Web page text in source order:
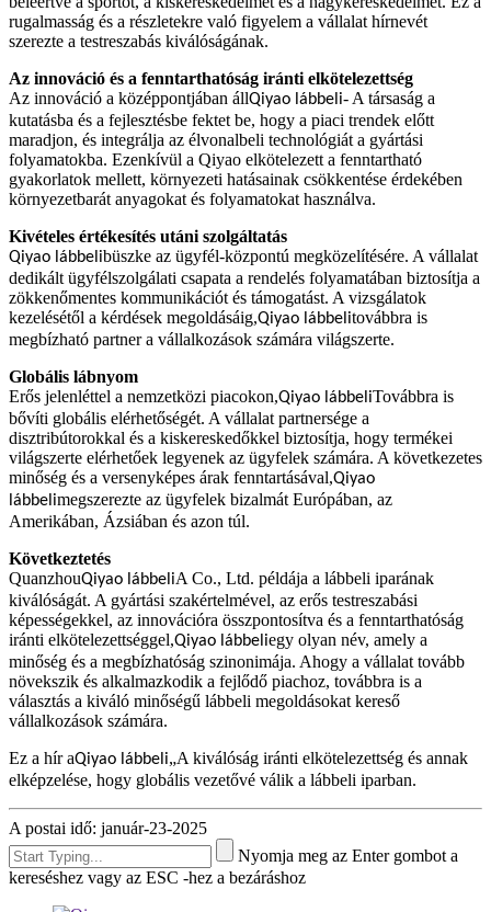
rugalmasság és a részletekre való figyelem a vállalat hírnevét
szerezte a testreszabás kiválóságának.
Az innováció és a fenntarthatóság iránti elkötelezettség
Az innováció a középpontjában állQiyao lábbeli- A társaság a
kutatásba és a fejlesztésbe fektet be, hogy a piaci trendek előtt
maradjon, és integrálja az élvonalbeli technológiát a gyártási
folyamatokba. Ezenkívül a Qiyao elkötelezett a fenntartható
gyakorlatok mellett, környezeti hatásainak csökkentése érdekében
környezetbarát anyagokat és folyamatokat használva.
Kivételes értékesítés utáni szolgáltatás
Qiyao lábbelibüszke az ügyfél-központú megközelítésére. A vállalat
dedikált ügyfélszolgálati csapata a rendelés folyamatában biztosítja a
zökkenőmentes kommunikációt és támogatást. A vizsgálatok
kezelésétől a kérdések megoldásáig,Qiyao lábbelitovábbra is
megbízható partner a vállalkozások számára világszerte.
Globális lábnyom
Erős jelenléttel a nemzetközi piacokon,Qiyao lábbeliTovábbra is
bővíti globális elérhetőségét. A vállalat partnersége a
disztribútorokkal és a kiskereskedőkkel biztosítja, hogy termékei
világszerte elérhetőek legyenek az ügyfelek számára. A következetes
minőség és a versenyképes árak fenntartásával,Qiyao
lábbelimegszerezte az ügyfelek bizalmát Európában, az
Amerikában, Ázsiában és azon túl.
Következtetés
QuanzhouQiyao lábbeliA Co., Ltd. példája a lábbeli iparának
kiválóságát. A gyártási szakértelmével, az erős testreszabási
képességekkel, az innovációra összpontosítva és a fenntarthatóság
iránti elkötelezettséggel,Qiyao lábbeliegy olyan név, amely a
minőség és a megbízhatóság szinonimája. Ahogy a vállalat tovább
növekszik és alkalmazkodik a fejlődő piachoz, továbbra is a
választás a kiváló minőségű lábbeli megoldásokat kereső
vállalkozások számára.
Ez a hír aQiyao lábbeli„A kiválóság iránti elkötelezettség és annak
elképzelése, hogy globális vezetővé válik a lábbeli iparban.
A postai idő: január-23-2025
Nyomja meg az Enter gombot a
kereséshez vagy az ESC -hez a bezáráshoz